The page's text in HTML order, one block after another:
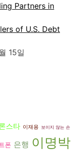
Partners in
of U.S. Debt
15일
스타 이재용 보이지 않는 손
폰 은행 이명박